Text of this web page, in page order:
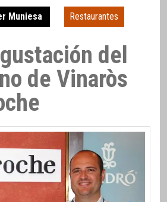
Muniesa Restaurantes
del
de Vinaròs